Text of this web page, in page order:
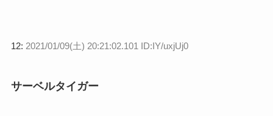
12: 2021/01/09(土) 20:21:02.101 ID:IY/uxjUj0
サーベルタイガー